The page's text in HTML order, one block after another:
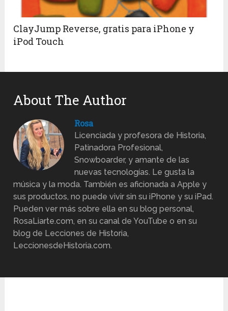
ClayJump Reverse, gratis para iPhone y
iPod Touch
About The Author
Rosa
Licenciada y profesora de Historia,
Patinadora Profesional,
Snowboarder, y amante de las
nuevas tecnologías. Le gusta la
música y la moda. También es aficionada a Apple y
sus productos, no puede vivir sin su iPhone y su iPad.
Pueden ver más sobre ella en su blog personal,
RosaLiarte.com, en su canal de YouTube o en su
blog de Lecciones de Historia,
LeccionesdeHistoria.com.